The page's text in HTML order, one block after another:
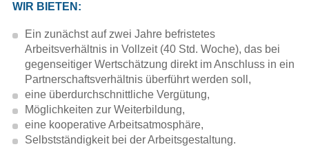
WIR BIETEN:
Ein zunächst auf zwei Jahre befristetes
Arbeitsverhältnis in Vollzeit (40 Std. Woche), das bei
gegenseitiger Wertschätzung direkt im Anschluss in ein
Partnerschaftsverhältnis überführt werden soll,
eine überdurchschnittliche Vergütung,
Möglichkeiten zur Weiterbildung,
eine kooperative Arbeitsatmosphäre,
Selbstständigkeit bei der Arbeitsgestaltung.